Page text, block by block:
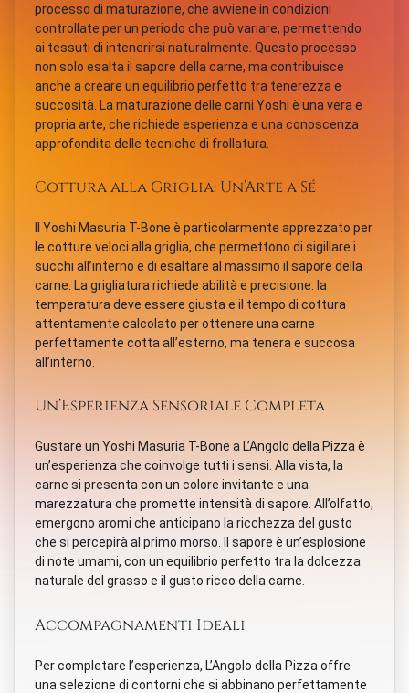
processo di maturazione, che avviene in condizioni
controllate per un periodo che può variare, permettendo
ai tessuti di intenerirsi naturalmente. Questo processo
non solo esalta il sapore della carne, ma contribuisce
anche a creare un equilibrio perfetto tra tenerezza e
succosità. La maturazione delle carni Yoshi è una vera e
propria arte, che richiede esperienza e una conoscenza
approfondita delle tecniche di frollatura.
Cottura alla Griglia: Un’Arte a Sé
Il Yoshi Masuria T-Bone è particolarmente apprezzato per
le cotture veloci alla griglia, che permettono di sigillare i
succhi all’interno e di esaltare al massimo il sapore della
carne. La grigliatura richiede abilità e precisione: la
temperatura deve essere giusta e il tempo di cottura
attentamente calcolato per ottenere una carne
perfettamente cotta all’esterno, ma tenera e succosa
all’interno.
Un’Esperienza Sensoriale Completa
Gustare un Yoshi Masuria T-Bone a L’Angolo della Pizza è
un’esperienza che coinvolge tutti i sensi. Alla vista, la
carne si presenta con un colore invitante e una
marezzatura che promette intensità di sapore. All’olfatto,
emergono aromi che anticipano la ricchezza del gusto
che si percepirà al primo morso. Il sapore è un’esplosione
di note umami, con un equilibrio perfetto tra la dolcezza
naturale del grasso e il gusto ricco della carne.
Accompagnamenti Ideali
Per completare l’esperienza, L’Angolo della Pizza offre
una selezione di contorni che si abbinano perfettamente